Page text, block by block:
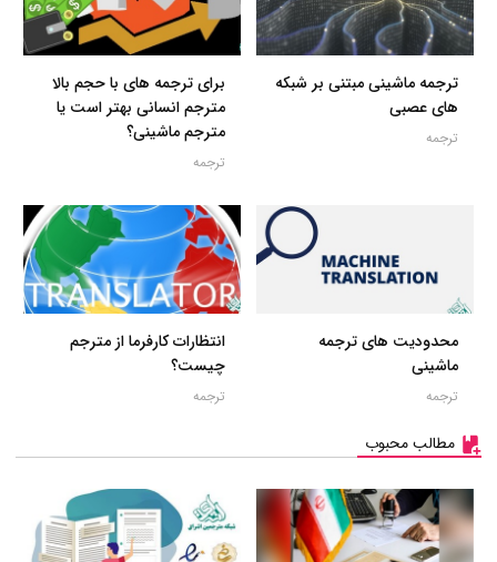
ترجمه ماشینی مبتنی بر شبکه
های عصبی
ترجمه
برای ترجمه های با حجم بالا
مترجم انسانی بهتر است یا
مترجم ماشینی؟
ترجمه
محدودیت های ترجمه
ماشینی
ترجمه
انتظارات کارفرما از مترجم
چیست؟
ترجمه
مطالب محبوب